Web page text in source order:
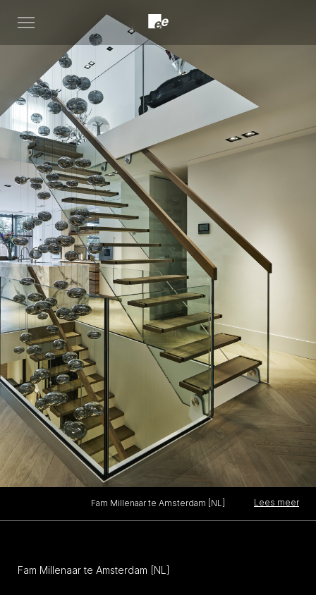
Open
Fam Millenaar te Amsterdam [NL] Lees meer
Fam Millenaar te Amsterdam [NL]